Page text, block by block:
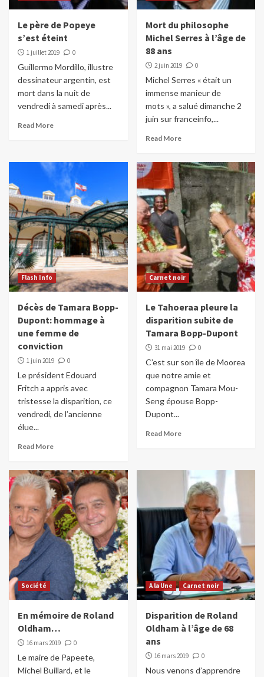
Le père de Popeye
s’est éteint
1 juillet 2019 0
Guillermo Mordillo, illustre
dessinateur argentin, est
mort dans la nuit de
vendredi à samedi après...
Read More
Mort du philosophe
Michel Serres à l’âge de
88 ans
2 juin 2019 0
Michel Serres « était un
immense manieur de
mots », a salué dimanche 2
juin sur franceinfo,...
Read More
Flash Info
Décès de Tamara Bopp-
Dupont: hommage à
une femme de
conviction
1 juin 2019 0
Le président Edouard
Fritch a appris avec
tristesse la disparition, ce
vendredi, de l’ancienne
élue...
Read More
Carnet noir
Le Tahoeraa pleure la
disparition subite de
Tamara Bopp-Dupont
31 mai 2019 0
C’est sur son île de Moorea
que notre amie et
compagnon Tamara Mou-
Seng épouse Bopp-
Dupont...
Read More
Société
En mémoire de Roland
Oldham…
16 mars 2019 0
Le maire de Papeete,
Michel Buillard, et le
A la Une Carnet noir
Disparition de Roland
Oldham à l’âge de 68
ans
16 mars 2019 0
Nous venons d’apprendre